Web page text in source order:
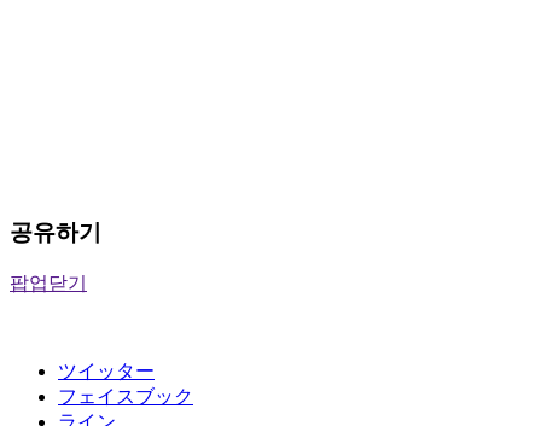
공유하기
팝업닫기
ツイッター
フェイスブック
ライン